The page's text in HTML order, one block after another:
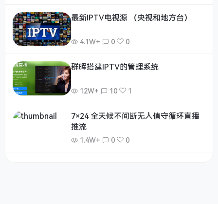
最新IPTV电视源 （央视和地方台）
4.1W+ 0 0
群晖搭建IPTV的管理系统
12W+ 10 1
7×24 全天候不间断无人值守循环直播
推流
1.4W+ 0 0